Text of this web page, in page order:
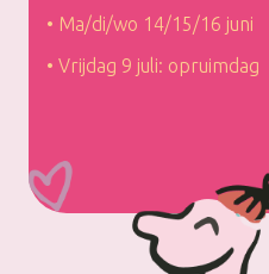
• Ma/di/wo 14/15/16 juni
• Vrijdag 9 juli: opruimdag